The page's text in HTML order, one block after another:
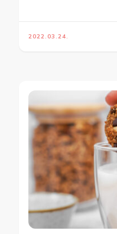
2022.03.24.